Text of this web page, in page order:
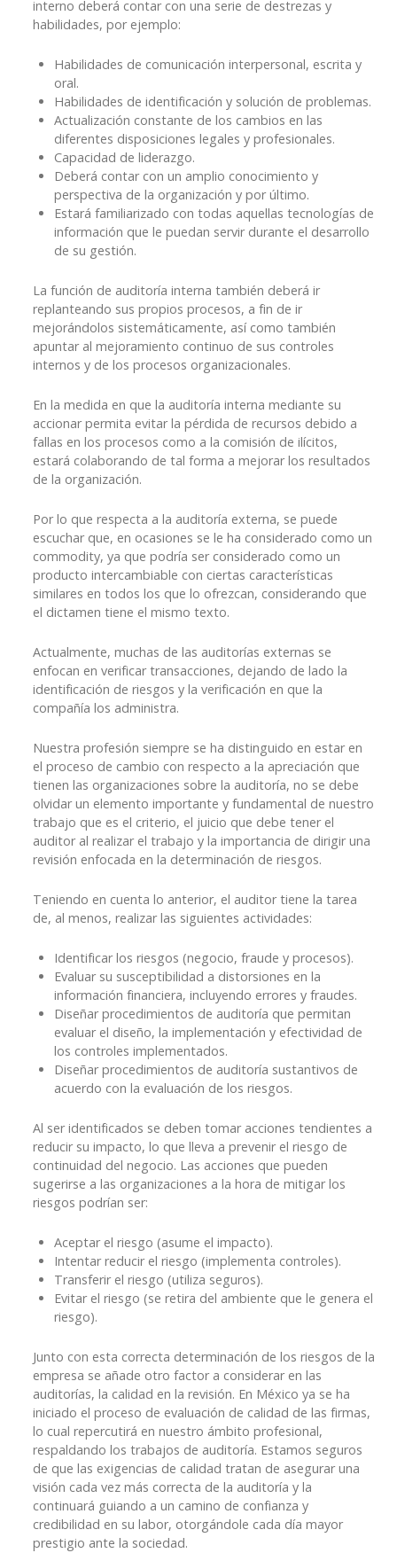
interno deberá contar con una serie de destrezas y
habilidades, por ejemplo:
Habilidades de comunicación interpersonal, escrita y
oral.
Habilidades de identificación y solución de problemas.
Actualización constante de los cambios en las
diferentes disposiciones legales y profesionales.
Capacidad de liderazgo.
Deberá contar con un amplio conocimiento y
perspectiva de la organización y por último.
Estará familiarizado con todas aquellas tecnologías de
información que le puedan servir durante el desarrollo
de su gestión.
La función de auditoría interna también deberá ir
replanteando sus propios procesos, a fin de ir
mejorándolos sistemáticamente, así como también
apuntar al mejoramiento continuo de sus controles
internos y de los procesos organizacionales.
En la medida en que la auditoría interna mediante su
accionar permita evitar la pérdida de recursos debido a
fallas en los procesos como a la comisión de ilícitos,
estará colaborando de tal forma a mejorar los resultados
de la organización.
Por lo que respecta a la auditoría externa, se puede
escuchar que, en ocasiones se le ha considerado como un
commodity, ya que podría ser considerado como un
producto intercambiable con ciertas características
similares en todos los que lo ofrezcan, considerando que
el dictamen tiene el mismo texto.
Actualmente, muchas de las auditorías externas se
enfocan en verificar transacciones, dejando de lado la
identificación de riesgos y la verificación en que la
compañía los administra.
Nuestra profesión siempre se ha distinguido en estar en
el proceso de cambio con respecto a la apreciación que
tienen las organizaciones sobre la auditoría, no se debe
olvidar un elemento importante y fundamental de nuestro
trabajo que es el criterio, el juicio que debe tener el
auditor al realizar el trabajo y la importancia de dirigir una
revisión enfocada en la determinación de riesgos.
Teniendo en cuenta lo anterior, el auditor tiene la tarea
de, al menos, realizar las siguientes actividades:
Identificar los riesgos (negocio, fraude y procesos).
Evaluar su susceptibilidad a distorsiones en la
información financiera, incluyendo errores y fraudes.
Diseñar procedimientos de auditoría que permitan
evaluar el diseño, la implementación y efectividad de
los controles implementados.
Diseñar procedimientos de auditoría sustantivos de
acuerdo con la evaluación de los riesgos.
Al ser identificados se deben tomar acciones tendientes a
reducir su impacto, lo que lleva a prevenir el riesgo de
continuidad del negocio. Las acciones que pueden
sugerirse a las organizaciones a la hora de mitigar los
riesgos podrían ser:
Aceptar el riesgo (asume el impacto).
Intentar reducir el riesgo (implementa controles).
Transferir el riesgo (utiliza seguros).
Evitar el riesgo (se retira del ambiente que le genera el
riesgo).
Junto con esta correcta determinación de los riesgos de la
empresa se añade otro factor a considerar en las
auditorías, la calidad en la revisión. En México ya se ha
iniciado el proceso de evaluación de calidad de las firmas,
lo cual repercutirá en nuestro ámbito profesional,
respaldando los trabajos de auditoría. Estamos seguros
de que las exigencias de calidad tratan de asegurar una
visión cada vez más correcta de la auditoría y la
continuará guiando a un camino de confianza y
credibilidad en su labor, otorgándole cada día mayor
prestigio ante la sociedad.